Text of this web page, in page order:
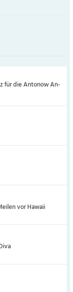
für die Antonow An-
vor Hawaii